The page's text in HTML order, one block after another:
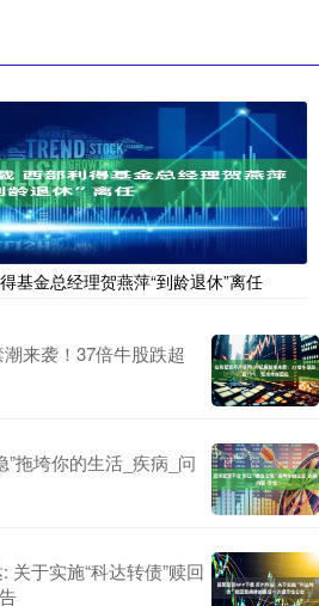
基金总经理贺燕萍“到龄退休”离任
来袭！37倍牛股跌超
拖垮你的生活_疾病_问
关于实施“科达转债”赎回